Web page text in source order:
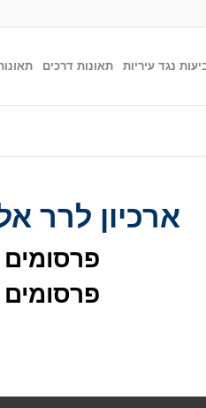
נגד עיריות תאונות דרכים
ארכיון לרר
פרסומים
פרסומים